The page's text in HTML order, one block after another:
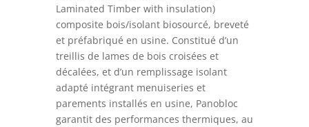
Laminated Timber with insulation)
composite bois/isolant biosourcé, breveté
et préfabriqué en usine. Constitué d’un
treillis de lames de bois croisées et
décalées, et d’un remplissage isolant
adapté intégrant menuiseries et
parements installés en usine, Panobloc
garantit des performances thermiques, au